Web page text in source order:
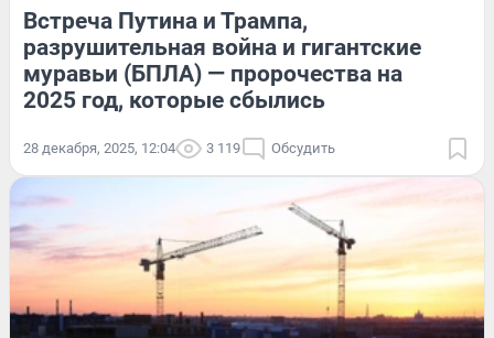
Встреча Путина и Трампа,
разрушительная война и гигантские
муравьи (БПЛА) — пророчества на
2025 год, которые сбылись
28 декабря, 2025, 12:04 3 119 Обсудить